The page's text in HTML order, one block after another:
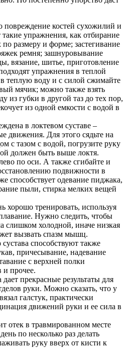
повреждение костей сухожилий и
упражнения, как отбирание
размеру и форме; застегивание
ремня; зашнуровывание
вязание, шитье, приготовление
упражнения в теплой
теплую воду и с силой сжимайте
мячик; можно также взять
из губки в другой таз до тех пор,
из одной емкости с водой в
в локтевом суставе –
движения. Для этого сядьте на
с тазом с водой, погрузите руку
должен быть выше локтя.
по оси. А также сгибайте и
подвижности в
способствует одевание пиджака,
пыли, стирка мелких вещей
хорошо тренировать, используя
Нужно следить, чтобы
слишком холодной, иначе низкая
вызвать спазм мышц.
сустава способствуют также
причесывание, надевание
с верхней полки
и прочее.
дает прекрасные результаты для
руки. Можно сказать, что у
галстук, практически
движений руки и ее сила в
отек в травмированном месте
по несколько раз делать
руку вверх от кисти к